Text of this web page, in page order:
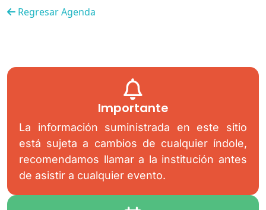
Regresar Agenda
Importante
La información suministrada en este sitio
está sujeta a cambios de cualquier índole,
recomendamos llamar a la institución antes
de asistir a cualquier evento.